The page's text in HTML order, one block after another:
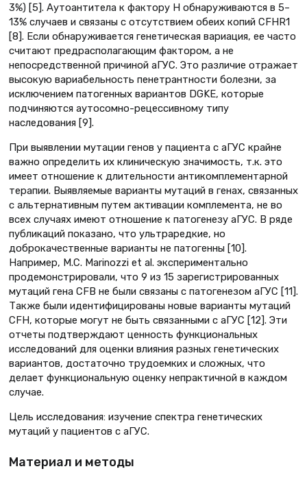
3%) [5]. Аутоантитела к фактору H обнаруживаются в 5–
13% случаев и связаны с отсутствием обеих копий CFHR1
[8]. Если обнаруживается генетическая вариация, ее часто
считают предрасполагающим фактором, а не
непосредственной причиной аГУС. Это различие отражает
высокую вариабельность пенетрантности болезни, за
исключением патогенных вариантов DGKE, которые
подчиняются аутосомно-рецессивному типу
наследования [9].
При выявлении мутации генов у пациента с аГУС крайне
важно определить их клиническую значимость, т.к. это
имеет отношение к длительности антикомплементарной
терапии. Выявляемые варианты мутаций в генах, связанных
с альтернативным путем активации комплемента, не во
всех случаях имеют отношение к патогенезу аГУС. В ряде
публикаций показано, что ультраредкие, но
доброкачественные варианты не патогенны [10].
Например, M.C. Marinozzi et al. экспериментально
продемонстрировали, что 9 из 15 зарегистрированных
мутаций гена CFB не были связаны с патогенезом аГУС [11].
Также были идентифицированы новые варианты мутаций
CFH, которые могут не быть связанными с аГУС [12]. Эти
отчеты подтверждают ценность функциональных
исследований для оценки влияния разных генетических
вариантов, достаточно трудоемких и сложных, что
делает функциональную оценку непрактичной в каждом
случае.
Цель исследования: изучение спектра генетических
мутаций у пациентов с аГУС.
Материал и методы